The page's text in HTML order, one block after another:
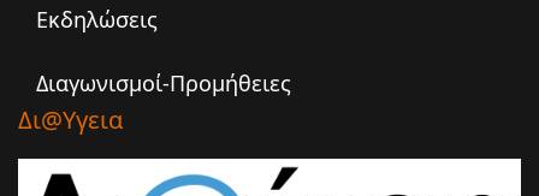
Εκδηλώσεις
Διαγωνισμοί-Προμήθειες
Δι@υγεια